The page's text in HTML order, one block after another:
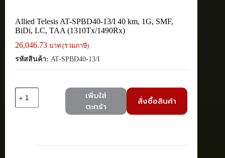
Allied Telesis AT-SPBD40-13/I 40 km, 1G, SMF,
BiDi, LC, TAA (1310Tx/1490Rx)
26,046.73 บาท (รวมภาษี)
รหัสสินค้า: AT-SPBD40-13/I
Allied
เพิ่มใส่
ตะกร้า
สั่งซื้อสินค้า